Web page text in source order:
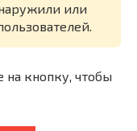
или
на кнопку, чтобы